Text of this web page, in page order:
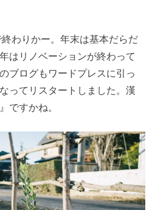
わりかー。年末は基本だらだ
はリノベーションが終わって
ブログもワードプレスに引っ
ってリスタートしました。漢
ですかね。